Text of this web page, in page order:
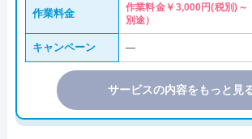
作業料金
作業料金￥3,000円(税別)～
別途）
キャンペーン ―
サービスの内容をもっと見